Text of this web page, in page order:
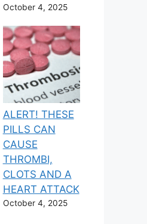
October 4, 2025
ALERT! THESE
PILLS CAN
CAUSE
THROMBI,
CLOTS AND A
HEART ATTACK
October 4, 2025